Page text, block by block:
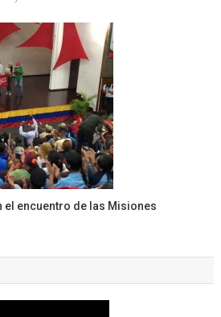
el encuentro de las Misiones